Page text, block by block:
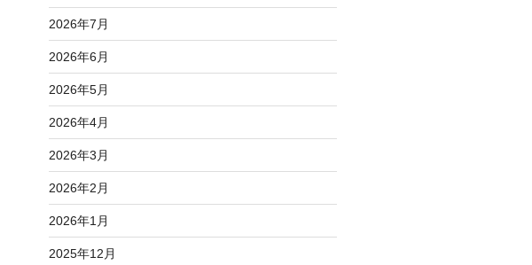
2026年7月
2026年6月
2026年5月
2026年4月
2026年3月
2026年2月
2026年1月
2025年12月